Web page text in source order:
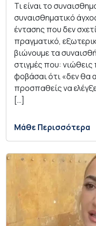
Τι είναι το
συναισθηματικό
έντασης που δεν
πραγματικό,
βιώνουμε τα
στιγμές που:
φοβάσαι ότι «δεν θα
προσπαθείς να
[…]
Μάθε Περισσότερα